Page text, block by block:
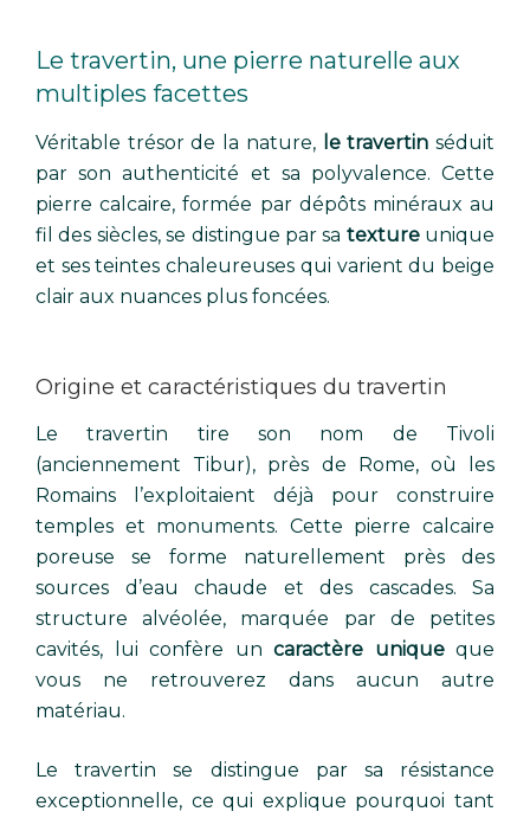
Le travertin, une pierre naturelle aux
multiples facettes
Véritable trésor de la nature, le travertin séduit
par son authenticité et sa polyvalence. Cette
pierre calcaire, formée par dépôts minéraux au
fil des siècles, se distingue par sa textureunique
et ses teintes chaleureuses qui varient du beige
clair aux nuances plus foncées.
Origine et caractéristiques du travertin
Le travertin tire son nom de Tivoli
(anciennement Tibur), près de Rome, où les
Romains l’exploitaient déjà pour construire
temples et monuments. Cette pierre calcaire
poreuse se forme naturellement près des
sources d’eau chaude et des cascades. Sa
structure alvéolée, marquée par de petites
cavités, lui confère un caractère uniqueque
vous ne retrouverez dans aucun autre
matériau.
Le travertin se distingue par sa résistance
exceptionnelle, ce qui explique pourquoi tant